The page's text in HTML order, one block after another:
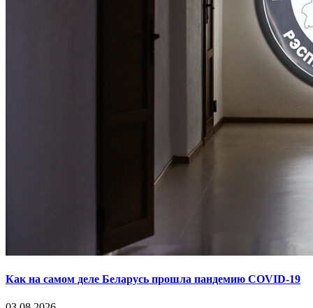
Как на самом деле Беларусь прошла пандемию COVID-19